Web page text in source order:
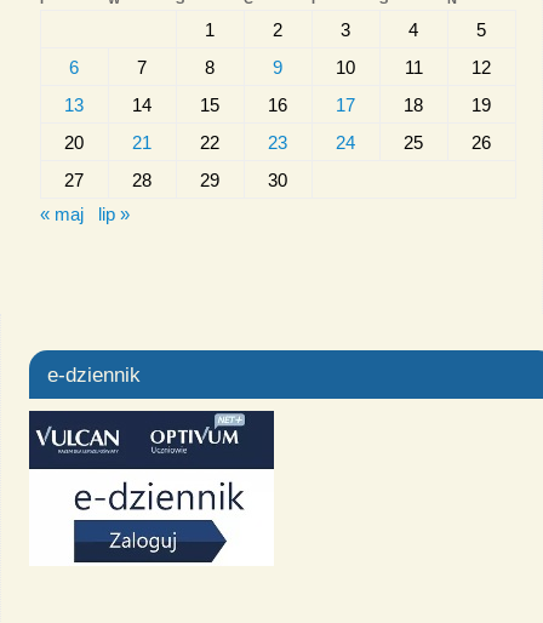
1 2 3 4
5
6
7 8 9 10 11
12
13
14 15 16 17 18
19
20
21 22 23 24 25
26
27
28 29
30
« maj
lip »
e-dziennik